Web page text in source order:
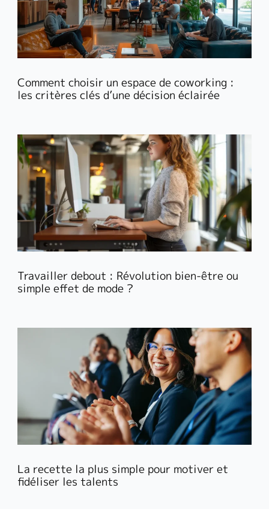
Comment choisir un espace de coworking :
les critères clés d’une décision éclairée
Travailler debout : Révolution bien-être ou
simple effet de mode ?
La recette la plus simple pour motiver et
fidéliser les talents